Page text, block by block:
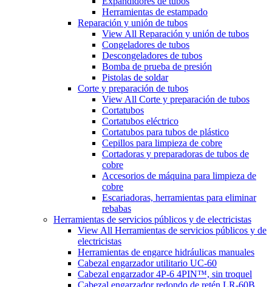
Herramientas de estampado
Reparación y unión de tubos
View All Reparación y unión de tubos
Congeladores de tubos
Descongeladores de tubos
Bomba de prueba de presión
Pistolas de soldar
Corte y preparación de tubos
View All Corte y preparación de tubos
Cortatubos
Cortatubos eléctrico
Cortatubos para tubos de plástico
Cepillos para limpieza de cobre
Cortadoras y preparadoras de tubos de
cobre
Accesorios de máquina para limpieza de
cobre
Escariadoras, herramientas para eliminar
rebabas
Herramientas de servicios públicos y de electricistas
View All Herramientas de servicios públicos y de
electricistas
Herramientas de engarce hidráulicas manuales
Cabezal engarzador utilitario UC-60
Cabezal engarzador 4P-6 4PIN™, sin troquel